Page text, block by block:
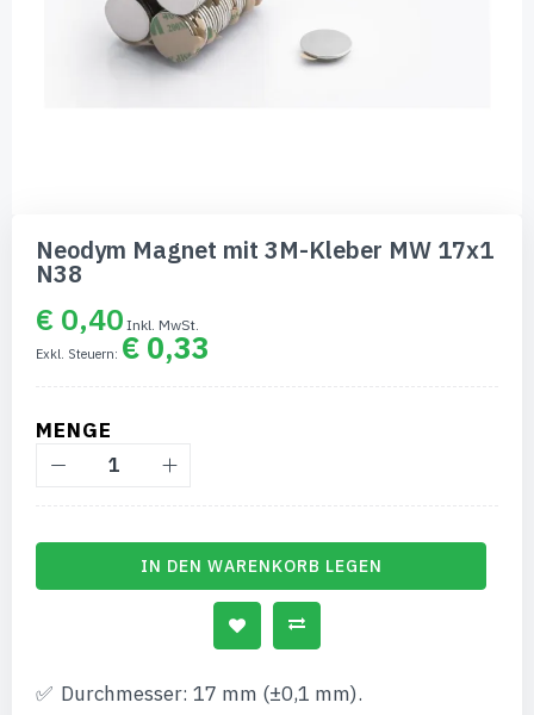
Anfang
Bildgalerie
Neodym Magnet mit 3M-Kleber MW 17x1
N38
€ 0,40
€ 0,33
MENGE
IN DEN WARENKORB LEGEN
Durchmesser: 17 mm (±0,1 mm).